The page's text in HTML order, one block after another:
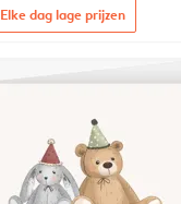
Elke dag lage prijzen